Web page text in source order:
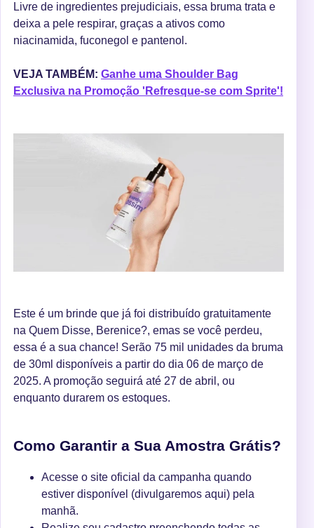
Livre de ingredientes prejudiciais, essa bruma trata e
deixa a pele respirar, graças a ativos como
niacinamida, fuconegol e pantenol.
VEJA TAMBÉM: Ganhe uma Shoulder Bag
Exclusiva na Promoção 'Refresque-se com Sprite'!
Este é um brinde que já foi distribuído gratuitamente
na Quem Disse, Berenice?, emas se você perdeu,
essa é a sua chance! Serão 75 mil unidades da bruma
de 30ml disponíveis a partir do dia 06 de março de
2025. A promoção seguirá até 27 de abril, ou
enquanto durarem os estoques.
Como Garantir a Sua Amostra Grátis?
Acesse o site oficial da campanha quando
estiver disponível (divulgaremos aqui) pela
manhã.